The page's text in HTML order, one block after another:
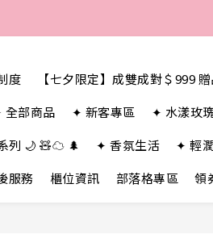
度
【七夕限定】成雙成對＄999
全部商品 ✦ 新客專區
✦ 水漾玫
列 🌙 🧸☁️ 🌲
✦ 香氛生活
✦ 輕
服務 櫃位資訊 部落格專區 領